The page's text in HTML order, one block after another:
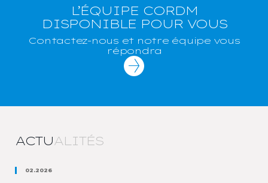
L’ÉQUIPE CORDM
DISPONIBLE POUR VOUS
Contactez-nous et notre équipe vous
répondra
ACTUALITÉS
02.2026